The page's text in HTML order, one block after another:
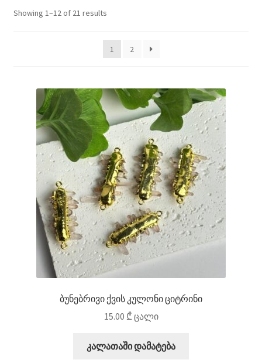
Showing 1–12 of 21 results
1 2
ბუნებრივი ქვის კულონი ციტრინი
15.00 ₾ცალი
კალათაში დამატება